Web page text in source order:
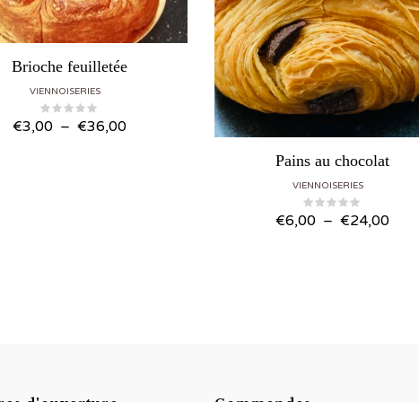
Brioche feuilletée
VIENNOISERIES
€3,00 – €36,00Plage
Pains au chocolat
VIENNOISERIES
€6,00 – €24,00Plage